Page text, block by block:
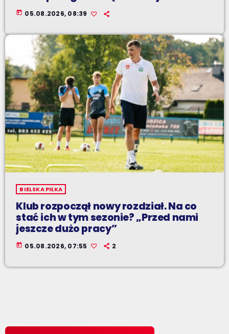
today 05.08.2026, 08:39
BIELSKA PIŁKA
Klub rozpoczął nowy rozdział. Na co
stać ich w tym sezonie? „Przed nami
jeszcze dużo pracy”
today 05.08.2026, 07:55 2